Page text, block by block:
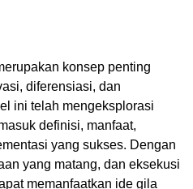
konsep penting
diferensiasi, dan
ini telah mengeksplorasi
definisi, manfaat,
yang sukses. Dengan
yang matang, dan eksekusi
memanfaatkan ide gila